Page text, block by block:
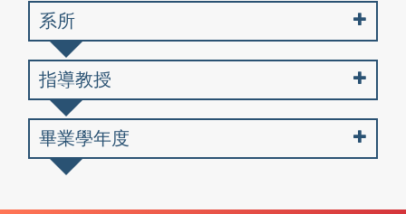
系所
指導教授
畢業學年度